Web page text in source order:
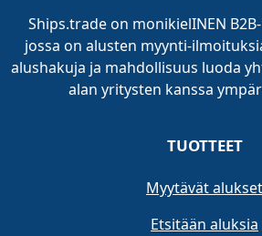
Ships.trade on monikielINEN
jossa on alusten myynti-
alushakuja ja mahdollisuus luoda
alan yritysten kanssa
TUOTTEET
Myytävät alukset
Etsitään aluksia